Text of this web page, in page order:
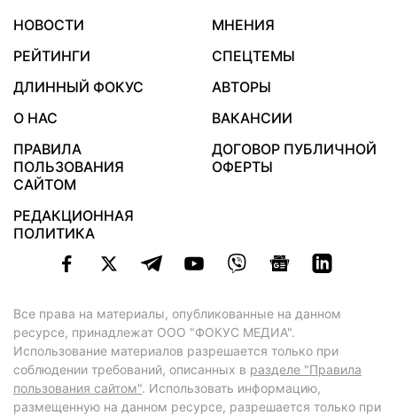
НОВОСТИ
МНЕНИЯ
РЕЙТИНГИ
СПЕЦТЕМЫ
ДЛИННЫЙ ФОКУС
АВТОРЫ
О НАС
ВАКАНСИИ
ПРАВИЛА
ПОЛЬЗОВАНИЯ
САЙТОМ
ДОГОВОР ПУБЛИЧНОЙ
ОФЕРТЫ
РЕДАКЦИОННАЯ
ПОЛИТИКА
Все права на материалы, опубликованные на данном
ресурсе, принадлежат ООО "ФОКУС МЕДИА".
Использование материалов разрешается только при
соблюдении требований, описанных в разделе "Правила
пользования сайтом". Использовать информацию,
размещенную на данном ресурсе, разрешается только при